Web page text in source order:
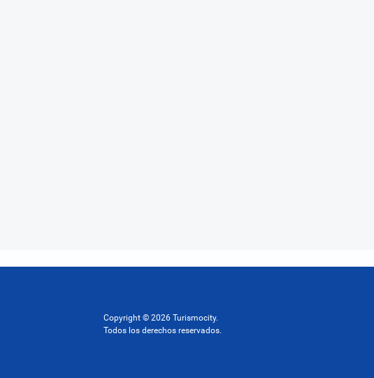
Copyright © 2026 Turismocity.
Todos los derechos reservados.